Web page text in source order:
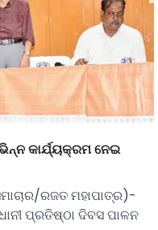
କାର୍ଯ୍ୟକ୍ରମ ନେଇ
ରଜତ ମହାପାତ୍ର)-
ପ୍ରତିଷ୍ଠା ଦିବସ ପାଳନ